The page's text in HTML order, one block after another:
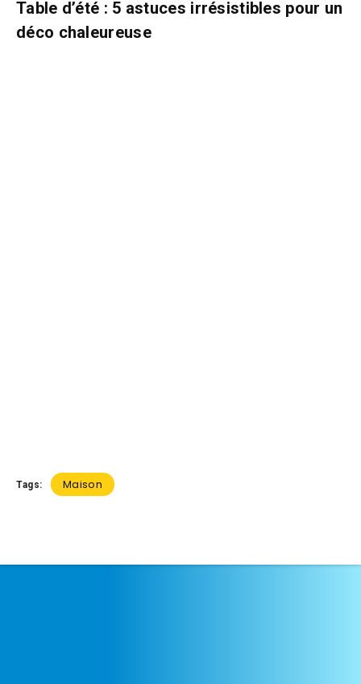
Table d’été : 5 astuces irrésistibles pour un
déco chaleureuse
Tags: Maison